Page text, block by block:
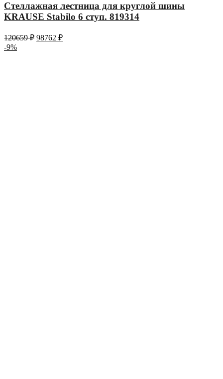
Стеллажная лестница для круглой шины
KRAUSE Stabilo 6 ступ. 819314
120659₽ 98762 ₽
-9%